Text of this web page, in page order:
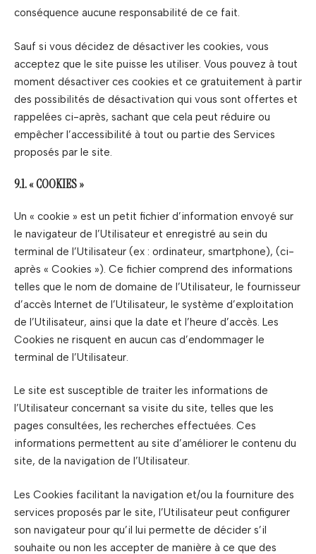
conséquence aucune responsabilité de ce fait.
Sauf si vous décidez de désactiver les cookies, vous
acceptez que le site puisse les utiliser. Vous pouvez à tout
moment désactiver ces cookies et ce gratuitement à partir
des possibilités de désactivation qui vous sont offertes et
rappelées ci-après, sachant que cela peut réduire ou
empêcher l’accessibilité à tout ou partie des Services
proposés par le site.
9.1. « COOKIES »
Un « cookie » est un petit fichier d’information envoyé sur
le navigateur de l’Utilisateur et enregistré au sein du
terminal de l’Utilisateur (ex : ordinateur, smartphone), (ci-
après « Cookies »). Ce fichier comprend des informations
telles que le nom de domaine de l’Utilisateur, le fournisseur
d’accès Internet de l’Utilisateur, le système d’exploitation
de l’Utilisateur, ainsi que la date et l’heure d’accès. Les
Cookies ne risquent en aucun cas d’endommager le
terminal de l’Utilisateur.
Le site est susceptible de traiter les informations de
l’Utilisateur concernant sa visite du site, telles que les
pages consultées, les recherches effectuées. Ces
informations permettent au site d’améliorer le contenu du
site, de la navigation de l’Utilisateur.
Les Cookies facilitant la navigation et/ou la fourniture des
services proposés par le site, l’Utilisateur peut configurer
son navigateur pour qu’il lui permette de décider s’il
souhaite ou non les accepter de manière à ce que des